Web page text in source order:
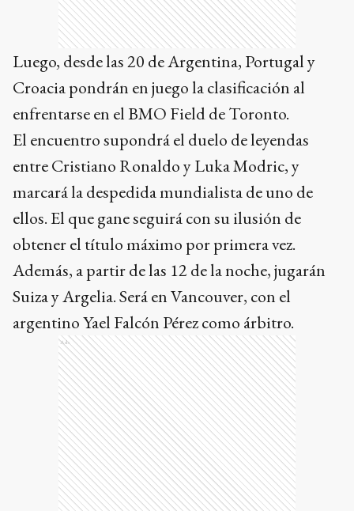
Luego, desde las 20 de Argentina, Portugal y
Croacia pondrán en juego la clasificación al
enfrentarse en el BMO Field de Toronto.
El encuentro supondrá el duelo de leyendas
entre Cristiano Ronaldo y Luka Modric, y
marcará la despedida mundialista de uno de
ellos. El que gane seguirá con su ilusión de
obtener el título máximo por primera vez.
Además, a partir de las 12 de la noche, jugarán
Suiza y Argelia. Será en Vancouver, con el
argentino Yael Falcón Pérez como árbitro.
Ads